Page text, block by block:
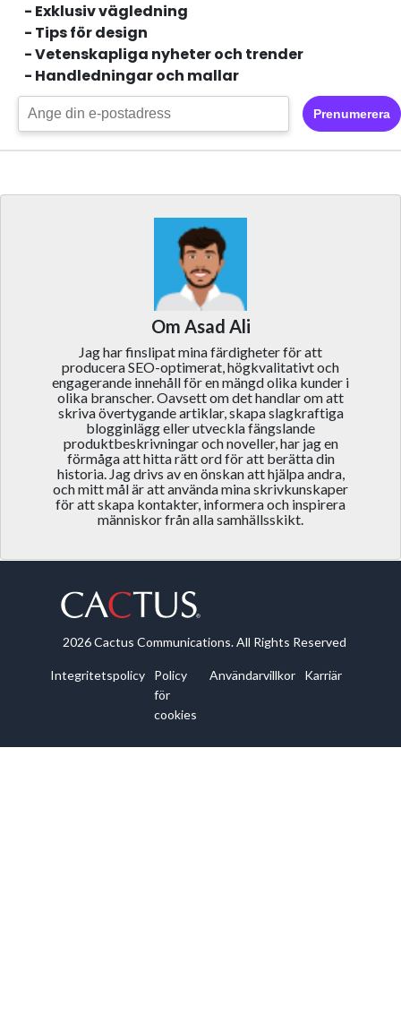
- Exklusiv vägledning
- Tips för design
- Vetenskapliga nyheter och trender
- Handledningar och mallar
Prenumerera
Om Asad Ali
Jag har finslipat mina färdigheter för att
producera SEO-optimerat, högkvalitativt och
engagerande innehåll för en mängd olika kunder i
olika branscher. Oavsett om det handlar om att
skriva övertygande artiklar, skapa slagkraftiga
blogginlägg eller utveckla fängslande
produktbeskrivningar och noveller, har jag en
förmåga att hitta rätt ord för att berätta din
historia. Jag drivs av en önskan att hjälpa andra,
och mitt mål är att använda mina skrivkunskaper
för att skapa kontakter, informera och inspirera
människor från alla samhällsskikt.
2026 Cactus Communications. All Rights Reserved
Integritetspolicy
Policy
för
cookies
Användarvillkor Karriär